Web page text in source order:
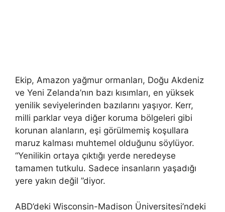
Ekip, Amazon yağmur ormanları, Doğu Akdeniz
ve Yeni Zelanda’nın bazı kısımları, en yüksek
yenilik seviyelerinden bazılarını yaşıyor. Kerr,
milli parklar veya diğer koruma bölgeleri gibi
korunan alanların, eşi görülmemiş koşullara
maruz kalması muhtemel olduğunu söylüyor.
“Yenilikin ortaya çıktığı yerde neredeyse
tamamen tutkulu. Sadece insanların yaşadığı
yere yakın değil ”diyor.
ABD’deki Wisconsin-Madison Üniversitesi’ndeki